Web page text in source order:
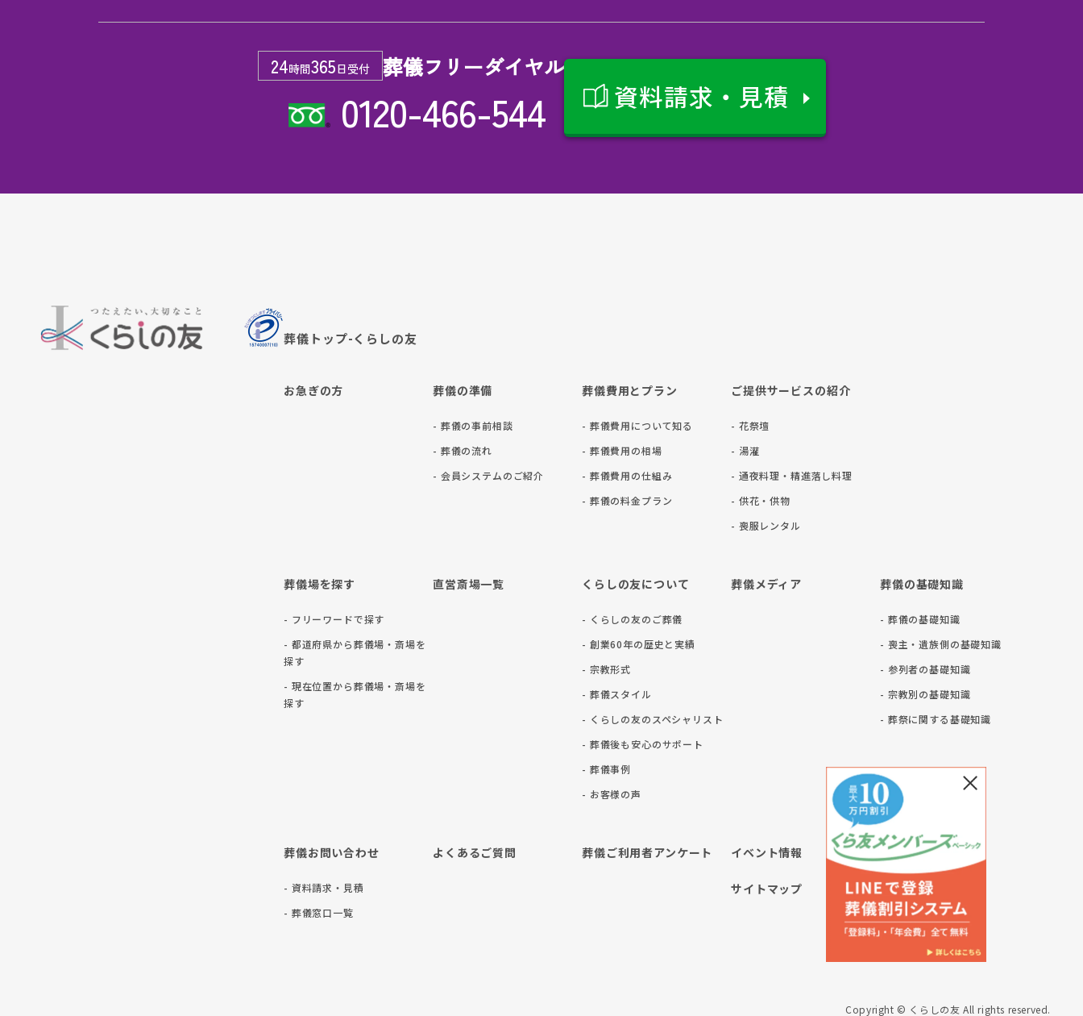
24時間365日受付 葬儀フリーダイヤル
0120-466-544 資料請求・見積
葬儀トップ-くらしの友
お急ぎの方 葬儀の準備
- 葬儀の事前相談
- 葬儀の流れ
- 会員システムのご紹介
葬儀費用とプラン
- 葬儀費用について知る
- 葬儀費用の相場
- 葬儀費用の仕組み
- 葬儀の料⾦プラン
ご提供サービスの紹介
- 花祭壇
- 湯灌
- 通夜料理・精進落し料理
- 供花・供物
- 喪服レンタル
葬儀場を探す
- フリーワードで探す
- 都道府県から葬儀場・斎場を
探す
- 現在位置から葬儀場・斎場を
探す
直営斎場一覧 くらしの友について
- くらしの友のご葬儀
- 創業60年の歴史と実績
- 宗教形式
- 葬儀スタイル
- くらしの友のスペシャリスト
- 葬儀後も安⼼のサポート
- 葬儀事例
- お客様の声
葬儀メディア 葬儀の基礎知識
- 葬儀の基礎知識
- 喪主・遺族側の基礎知識
- 参列者の基礎知識
- 宗教別の基礎知識
- 葬祭に関する基礎知識
葬儀お問い合わせ
- 資料請求・見積
- 葬儀窓口一覧
よくあるご質問 葬儀ご利用者アンケート イベント情報
サイトマップ
Copyright © くらしの友 All rights reserved.